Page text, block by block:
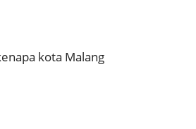
kota Malang